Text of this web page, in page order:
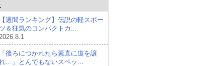
【週間ランキング】伝説の軽スポー
ツ＆狂気のコンパクトカ...
「後ろにつかれたら素直に道を譲
…」とんでもないスペッ...